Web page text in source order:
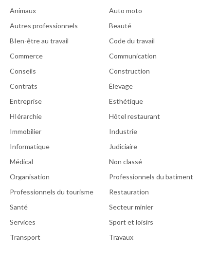
Animaux
Auto moto
Autres professionnels
Beauté
BIen-être au travail
Code du travail
Commerce
Communication
Conseils
Construction
Contrats
Élevage
Entreprise
Esthétique
HIérarchie
Hôtel restaurant
Immobilier
Industrie
Informatique
Judiciaire
Médical
Non classé
Organisation
Professionnels du batiment
Professionnels du tourisme
Restauration
Santé
Secteur minier
Services
Sport et loisirs
Transport
Travaux